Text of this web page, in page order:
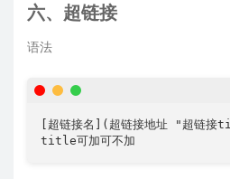
六、超链接
语法
[超链接名](超链接地址 "超链